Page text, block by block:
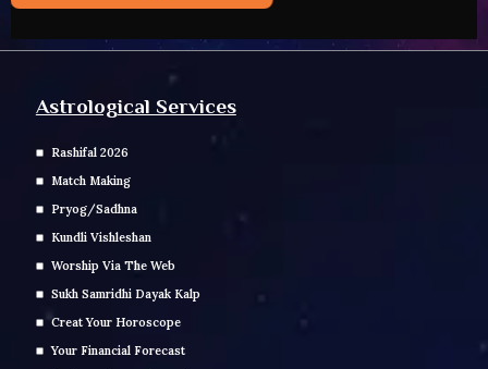
Astrological Services
Rashifal 2026
Match Making
Pryog/Sadhna
Kundli Vishleshan
Worship Via The Web
Sukh Samridhi Dayak Kalp
Creat Your Horoscope
Your Financial Forecast